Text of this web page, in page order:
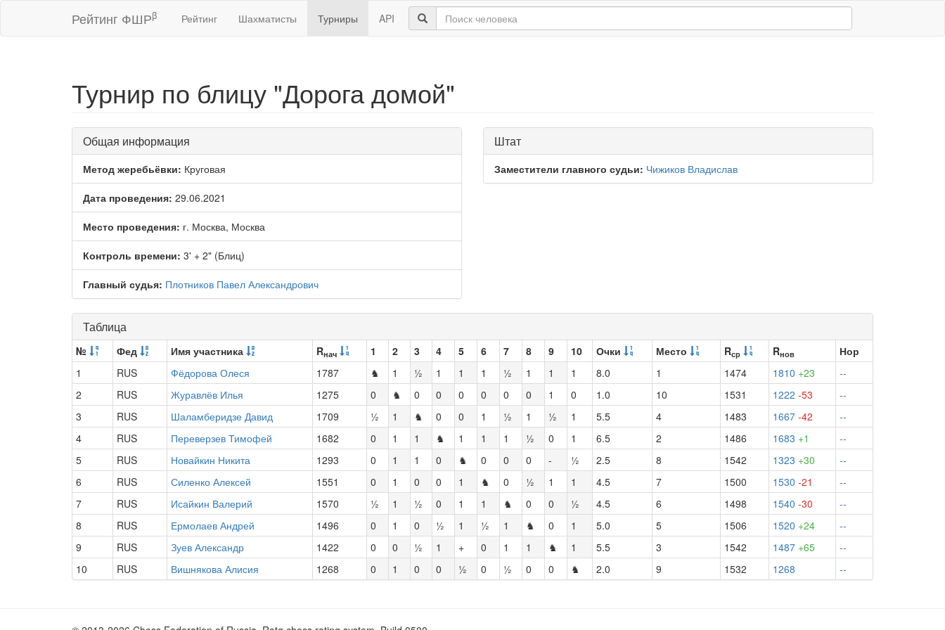
Рейтинг ФШРβ Рейтинг Шахматисты Турниры API
Турнир по блицу "Дорога домой"
Общая информация
Метод жеребьёвки: Круговая
Дата проведения: 29.06.2021
Место проведения: г. Москва, Москва
Контроль времени: 3' + 2" (Блиц)
Главный судья: Плотников Павел Александрович
Штат
Заместители главного судьи: Чижиков Владислав
Таблица
№ Фед Имя участника Rнач 1 2 3 4 5 6 7 8 9 10 Очки Место Rср Rнов
Нор
1
RUS Фёдорова Олеся 1787 ♞ 1 ½ 1 1 1 ½ 1 1 1 8.0 1 1474 1810 +23
--
2
RUS Журавлёв Илья 1275 0 ♞ 0 0 0 0 0 0 1 0 1.0 10 1531 1222 -53
--
3
RUS Шаламберидзе Давид 1709 ½ 1 ♞ 0 0 1 ½ 1 ½ 1 5.5 4 1483 1667 -42
--
4
RUS Переверзев Тимофей 1682 0 1 1 ♞ 1 1 1 ½ 0 1 6.5 2 1486 1683 +1
--
5
RUS Новайкин Никита 1293 0 1 1 0 ♞ 0 0 0 - ½ 2.5 8 1542 1323 +30
--
6
RUS Силенко Алексей 1551 0 1 0 0 1 ♞ 0 ½ 1 1 4.5 7 1500 1530 -21
--
7
RUS Исайкин Валерий 1570 ½ 1 ½ 0 1 1 ♞ 0 0 ½ 4.5 6 1498 1540 -30
--
8
RUS Ермолаев Андрей 1496 0 1 0 ½ 1 ½ 1 ♞ 0 1 5.0 5 1506 1520 +24
--
9
RUS Зуев Александр 1422 0 0 ½ 1 + 0 1 1 ♞ 1 5.5 3 1542 1487 +65
--
10
RUS Вишнякова Алисия 1268 0 1 0 0 ½ 0 ½ 0 0 ♞ 2.0 9 1532 1268 --